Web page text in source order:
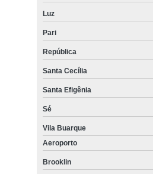
Luz
Pari
República
Santa Cecília
Santa Efigênia
Sé
Vila Buarque
Aeroporto
Brooklin